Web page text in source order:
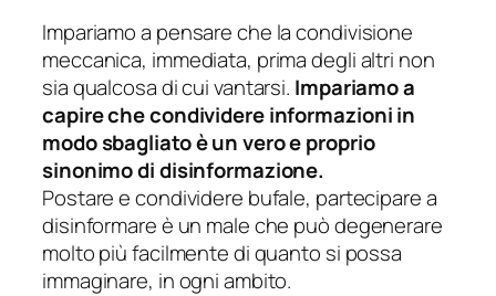
Impariamo a pensare che la condivisione
meccanica, immediata, prima degli altri non
sia qualcosa di cui vantarsi. Impariamo a
capire che condividere informazioni in
modo sbagliato è un vero e proprio
sinonimo di disinformazione.
Postare e condividere bufale, partecipare a
disinformare è un male che può degenerare
molto più facilmente di quanto si possa
immaginare, in ogni ambito.